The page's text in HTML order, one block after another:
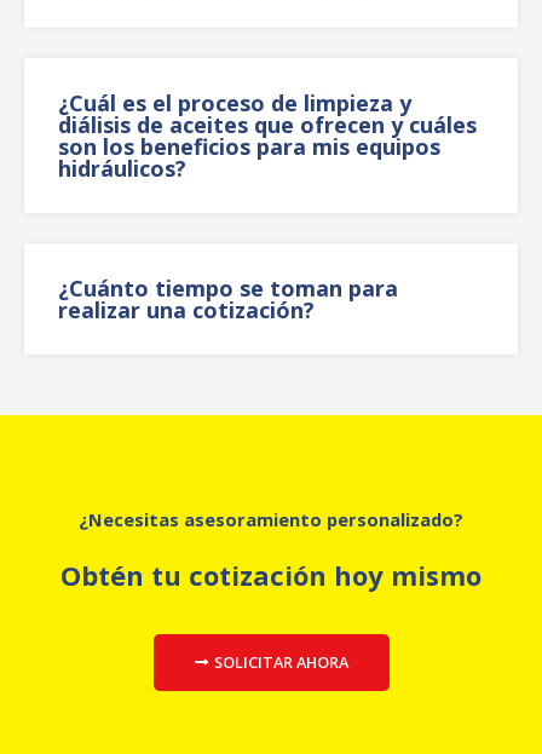
¿Cuál es el proceso de limpieza y
diálisis de aceites que ofrecen y cuáles
son los beneficios para mis equipos
hidráulicos?
¿Cuánto tiempo se toman para
realizar una cotización?
¿Necesitas asesoramiento personalizado?
Obtén tu cotización hoy mismo
SOLICITAR AHORA